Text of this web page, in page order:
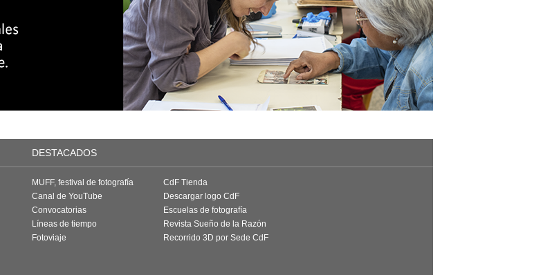
DESTACADOS
MUFF, festival de fotografía
Canal de YouTube
Convocatorias
Líneas de tiempo
Fotoviaje
CdF Tienda
Descargar logo CdF
Escuelas de fotografía
Revista Sueño de la Razón
Recorrido 3D por Sede CdF